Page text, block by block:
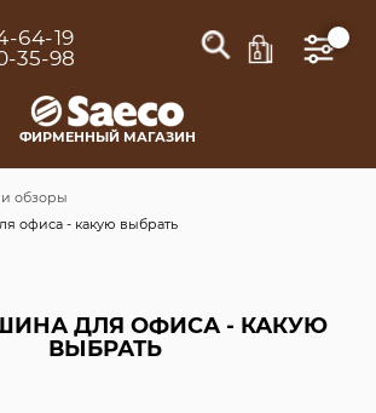
64-19
35-98
ФИРМЕННЫЙ МАГАЗИН
и обзоры
офиса - какую выбрать
ДЛЯ ОФИСА - КАКУЮ
ВЫБРАТЬ